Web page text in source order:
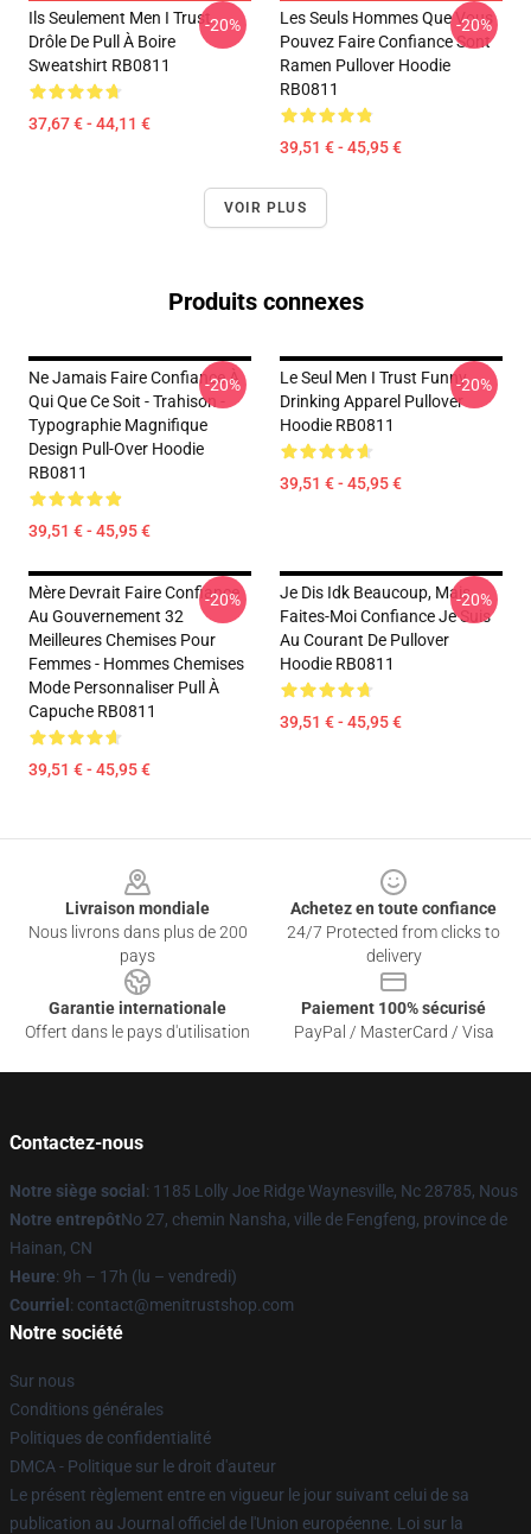
Ils Seulement Men I Trust
Drôle De Pull À Boire
Sweatshirt RB0811
37,67 € - 44,11 €
-20%
Les Seuls Hommes Que Vous
Pouvez Faire Confiance Sont
Ramen Pullover Hoodie
RB0811
39,51 € - 45,95 €
-20%
VOIR PLUS
Produits connexes
Ne Jamais Faire Confiance À
Qui Que Ce Soit - Trahison -
Typographie Magnifique
Design Pull-Over Hoodie
RB0811
39,51 € - 45,95 €
-20%
Le Seul Men I Trust Funny
Drinking Apparel Pullover
Hoodie RB0811
39,51 € - 45,95 €
-20%
Mère Devrait Faire Confiance
Au Gouvernement 32
Meilleures Chemises Pour
Femmes - Hommes Chemises
Mode Personnaliser Pull À
Capuche RB0811
39,51 € - 45,95 €
-20%
Je Dis Idk Beaucoup, Mais
Faites-Moi Confiance Je Suis
Au Courant De Pullover
Hoodie RB0811
39,51 € - 45,95 €
-20%
Livraison mondiale
Nous livrons dans plus de 200
pays
Achetez en toute confiance
24/7 Protected from clicks to
delivery
Garantie internationale
Offert dans le pays d'utilisation
Paiement 100% sécurisé
PayPal / MasterCard / Visa
Contactez-nous
Notre siège social : 1185 Lolly Joe Ridge Waynesville, Nc 28785, Nous
Notre entrepôtNo 27, chemin Nansha, ville de Fengfeng, province de
Hainan, CN
Heure: 9h – 17h (lu – vendredi)
Courriel : contact@menitrustshop.com
Notre société
Sur nous
Conditions générales
Politiques de confidentialité
DMCA - Politique sur le droit d'auteur
Le présent règlement entre en vigueur le jour suivant celui de sa
publication au Journal officiel de l'Union européenne. Loi sur la